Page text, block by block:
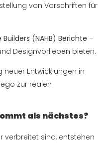
von Vorschriften für
(NAHB) Berichte –
Designvorlieben bieten.
neuer Entwicklungen in
zur realen
als nächstes?
verbreitet sind, entstehen